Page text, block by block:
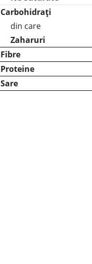
Carbohidrați
din care
Zaharuri
Fibre
Proteine
Sare